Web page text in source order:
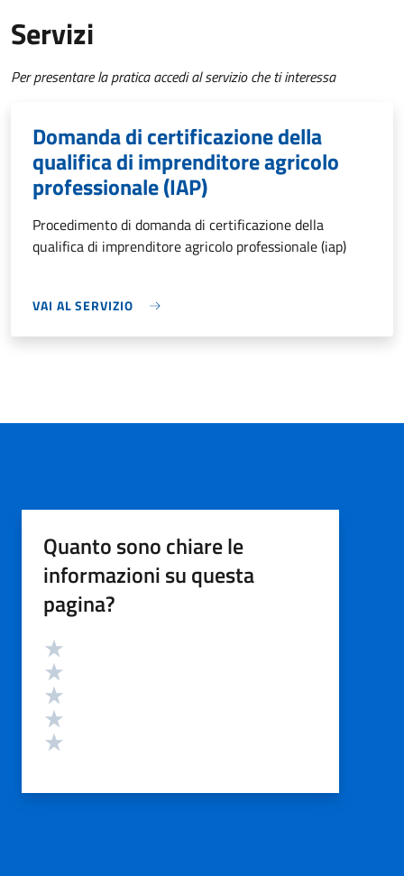
Servizi
Per presentare la pratica accedi al servizio che ti interessa
Domanda di certificazione della
qualifica di imprenditore agricolo
professionale (IAP)
Procedimento di domanda di certificazione della
qualifica di imprenditore agricolo professionale (iap)
VAI AL SERVIZIO
Quanto sono chiare le
informazioni su questa
pagina?
Valutazione